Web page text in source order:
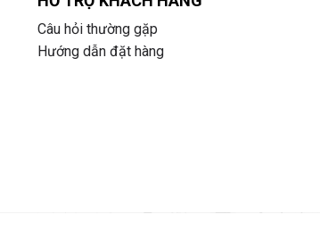
Câu hỏi thường gặp
Hướng dẫn đặt hàng